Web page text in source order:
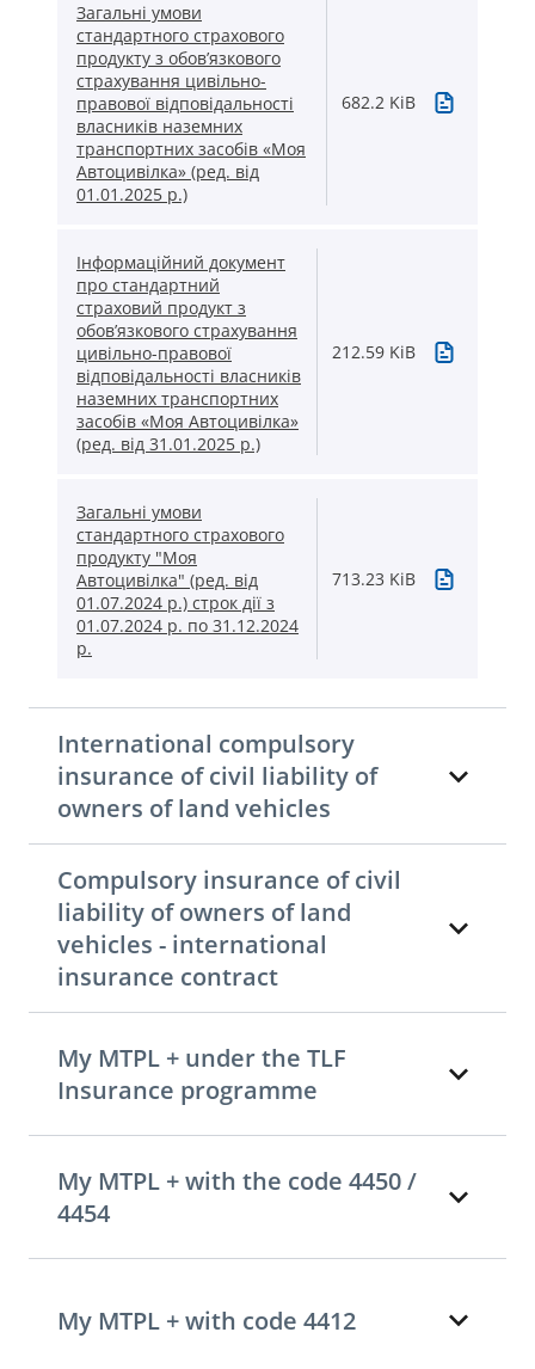
Загальні умови
стандартного страхового
продукту з обов’язкового
страхування цивільно-
правової відповідальності
власників наземних
транспортних засобів «Моя
Автоцивілка» (ред. від
01.01.2025 р.)
682.2 KiB
Інформаційний документ
про стандартний
страховий продукт з
обов’язкового страхування
цивільно-правової
відповідальності власників
наземних транспортних
засобів «Моя Автоцивілка»
(ред. від 31.01.2025 р.)
212.59 KiB
Загальні умови
стандартного страхового
продукту "Моя
Автоцивілка" (ред. від
01.07.2024 р.) строк дії з
01.07.2024 р. по 31.12.2024
р.
713.23 KiB
International compulsory
insurance of civil liability of
owners of land vehicles
Compulsory insurance of civil
liability of owners of land
vehicles - international
insurance contract
My MTPL + under the TLF
Insurance programme
My MTPL + with the code 4450 /
4454
My MTPL + with code 4412